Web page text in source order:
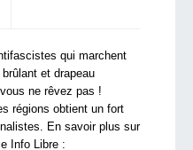
qui marchent
et drapeau
ne rêvez pas !
régions obtient un fort
En savoir plus sur
Info Libre :